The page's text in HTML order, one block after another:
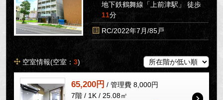
地下鉄鶴舞線「上前津駅」 徒歩
11分
RC/2022年7月/85戸
空室情報(空室：3)
65,200円 / 管理費 8,000円
7階 / 1K / 25.08㎡